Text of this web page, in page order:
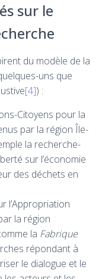
sur le
du modèle de la
uns que
[4]) :
Citoyens pour la
par la région Île-
la recherche-
sur l’économie
des déchets en
l’Appropriation
la région
la Fabrique
répondant à
le dialogue et le